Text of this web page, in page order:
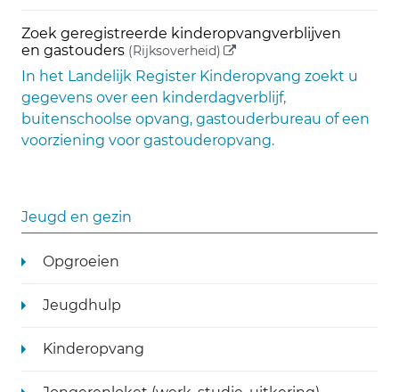
Zoek geregistreerde kinderopvangverblijven
en gastouders (Rijksoverheid) (externe link)
In het Landelijk Register Kinderopvang zoekt u
gegevens over een kinderdagverblijf,
buitenschoolse opvang, gastouderbureau of een
voorziening voor gastouderopvang.
Jeugd en gezin
Opgroeien
Jeugdhulp
Kinderopvang